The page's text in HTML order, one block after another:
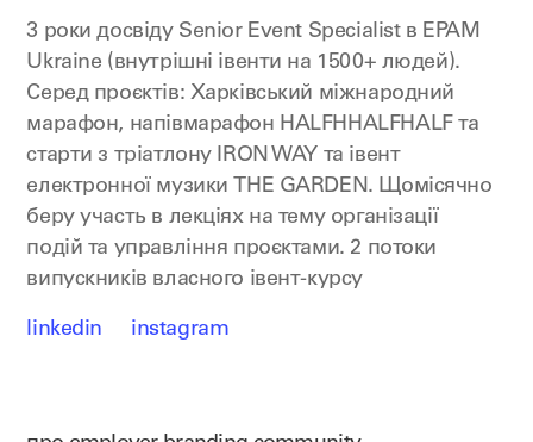
3 роки досвіду Senior Event Specialist в EPAM
Ukraine (внутрішні івенти на 1500+ людей).
Серед проєктів: Харківський міжнародний
марафон, напівмарафон HALFHHALFHALF та
старти з тріатлону IRON WAY та івент
електронної музики THE GARDEN. Щомісячно
беру участь в лекціях на тему організації
подій та управління проєктами. 2 потоки
випускників власного івент-курсу
linkedin instagram